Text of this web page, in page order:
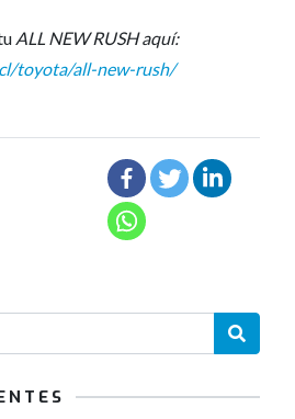
ALL NEW RUSH aquí:
toyota/all-new-rush/